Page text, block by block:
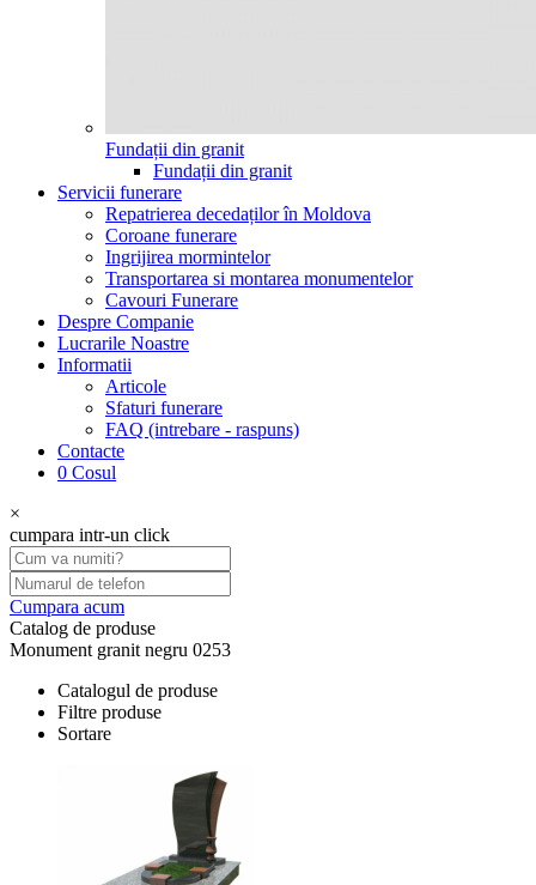
Fundații din granit
Fundații din granit
Servicii funerare
Repatrierea decedaților în Moldova
Coroane funerare
Ingrijirea mormintelor
Transportarea si montarea monumentelor
Cavouri Funerare
Despre Companie
Lucrarile Noastre
Informatii
Articole
Sfaturi funerare
FAQ (intrebare - raspuns)
Contacte
0 Cosul
×
cumpara intr-un click
Cumpara acum
Catalog de produse
Monument granit negru 0253
Catalogul de produse
Filtre produse
Sortare